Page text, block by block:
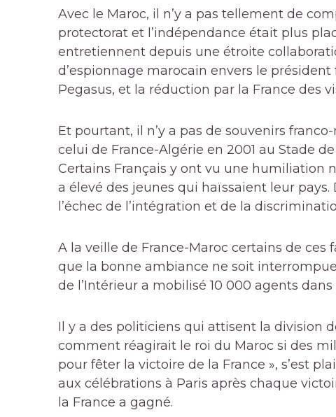
Avec le Maroc, il n’y a pas tellement de
protectorat et l’indépendance était plus
entretiennent depuis une étroite
d’espionnage marocain envers le
Pegasus, et la réduction par la France des
Et pourtant, il n’y a pas de souvenirs
celui de France-Algérie en 2001 au Stade
Certains Français y ont vu une humiliation
a élevé des jeunes qui haïssaient leur
l’échec de l’intégration et de la
A la veille de France-Maroc certains de
que la bonne ambiance ne soit
de l’Intérieur a mobilisé 10 000 agents
Il y a des politiciens qui attisent la division
comment réagirait le roi du Maroc si des
pour fêter la victoire de la France », s’est
aux célébrations à Paris après chaque
la France a gagné.